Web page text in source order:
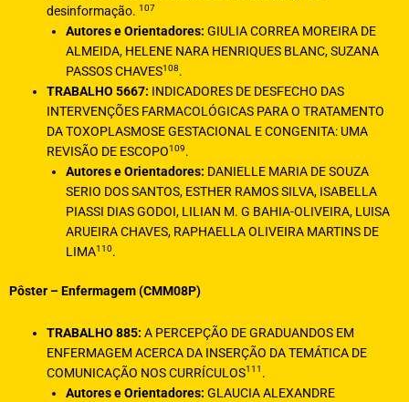
desinformação.107
Autores e Orientadores: GIULIA CORREA MOREIRA DE
ALMEIDA, HELENE NARA HENRIQUES BLANC, SUZANA
PASSOS CHAVES108.
TRABALHO 5667: INDICADORES DE DESFECHO DAS
INTERVENÇÕES FARMACOLÓGICAS PARA O TRATAMENTO
DA TOXOPLASMOSE GESTACIONAL E CONGENITA: UMA
REVISÃO DE ESCOPO109.
Autores e Orientadores: DANIELLE MARIA DE SOUZA
SERIO DOS SANTOS, ESTHER RAMOS SILVA, ISABELLA
PIASSI DIAS GODOI, LILIAN M. G BAHIA-OLIVEIRA, LUISA
ARUEIRA CHAVES, RAPHAELLA OLIVEIRA MARTINS DE
LIMA110.
Pôster – Enfermagem (CMM08P)
TRABALHO 885: A PERCEPÇÃO DE GRADUANDOS EM
ENFERMAGEM ACERCA DA INSERÇÃO DA TEMÁTICA DE
COMUNICAÇÃO NOS CURRÍCULOS111 .
Autores e Orientadores: GLAUCIA ALEXANDRE